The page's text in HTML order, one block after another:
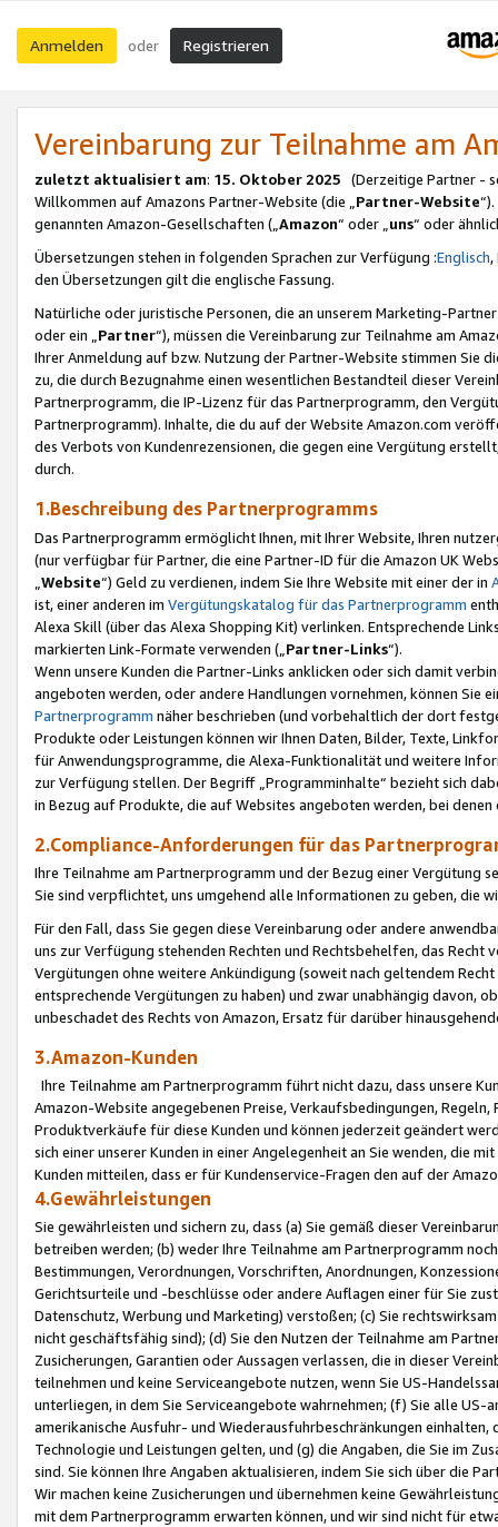
Anmelden oder Registrieren
Vereinbarung zur Teilnahme am
zuletzt aktualisiert am: 15. Oktober 2025 (Derzeitige Partner -
Willkommen auf Amazons Partner-Website (die „Partner-Website
genannten Amazon-Gesellschaften („Amazon“ oder „uns“ oder
Übersetzungen stehen in folgenden Sprachen zur Verfügung :Englisch,
den Übersetzungen gilt die englische Fassung.
Natürliche oder juristische Personen, die an unserem Marketing-
oder ein „Partner“), müssen die Vereinbarung zur Teilnahme am
Ihrer Anmeldung auf bzw. Nutzung der Partner-Website stimmen Sie
zu, die durch Bezugnahme einen wesentlichen Bestandteil dieser
Partnerprogramm, die IP-Lizenz für das Partnerprogramm, den
Partnerprogramm). Inhalte, die du auf der Website Amazon.com
des Verbots von Kundenrezensionen, die gegen eine Vergütung
durch.
1.Beschreibung des Partnerprogramms
Das Partnerprogramm ermöglicht Ihnen, mit Ihrer Website, Ihren
(nur verfügbar für Partner, die eine Partner-ID für die Amazon UK
Website“) Geld zu verdienen, indem Sie Ihre Website mit einer der in
ist, einer anderen im Vergütungskatalog für das Partnerprogramm
Alexa Skill (über das Alexa Shopping Kit) verlinken. Entsprechende
markierten Link-Formate verwenden („ Partner-Links“).
Wenn unsere Kunden die Partner-Links anklicken oder sich damit
angeboten werden, oder andere Handlungen vornehmen, können Sie
Partnerprogramm näher beschrieben (und vorbehaltlich der dort
Produkte oder Leistungen können wir Ihnen Daten, Bilder, Texte,
für Anwendungsprogramme, die Alexa-Funktionalität und weitere
zur Verfügung stellen. Der Begriff „Programminhalte“ bezieht sich
in Bezug auf Produkte, die auf Websites angeboten werden, bei
2.Compliance-Anforderungen für das
Ihre Teilnahme am Partnerprogramm und der Bezug einer Vergütung
Sie sind verpflichtet, uns umgehend alle Informationen zu geben, die
Für den Fall, dass Sie gegen diese Vereinbarung oder andere
uns zur Verfügung stehenden Rechten und Rechtsbehelfen, das
Vergütungen ohne weitere Ankündigung (soweit nach geltendem
entsprechende Vergütungen zu haben) und zwar unabhängig davon,
unbeschadet des Rechts von Amazon, Ersatz für darüber
3.Amazon-Kunden
Ihre Teilnahme am Partnerprogramm führt nicht dazu, dass unsere
Amazon-Website angegebenen Preise, Verkaufsbedingungen,
Produktverkäufe für diese Kunden und können jederzeit geändert
sich einer unserer Kunden in einer Angelegenheit an Sie wenden, die
Kunden mitteilen, dass er für Kundenservice-Fragen den auf der
4.Gewährleistungen
Sie gewährleisten und sichern zu, dass (a) Sie gemäß dieser
betreiben werden; (b) weder Ihre Teilnahme am Partnerprogramm
Bestimmungen, Verordnungen, Vorschriften, Anordnungen,
Gerichtsurteile und -beschlüsse oder andere Auflagen einer für Sie
Datenschutz, Werbung und Marketing) verstoßen; (c) Sie
nicht geschäftsfähig sind); (d) Sie den Nutzen der Teilnahme am
Zusicherungen, Garantien oder Aussagen verlassen, die in dieser
teilnehmen und keine Serviceangebote nutzen, wenn Sie US-
unterliegen, in dem Sie Serviceangebote wahrnehmen; (f) Sie alle
amerikanische Ausfuhr- und Wiederausfuhrbeschränkungen
Technologie und Leistungen gelten, und (g) die Angaben, die Sie im
sind. Sie können Ihre Angaben aktualisieren, indem Sie sich über die
Wir machen keine Zusicherungen und übernehmen keine
mit dem Partnerprogramm erwarten können, und wir sind nicht für